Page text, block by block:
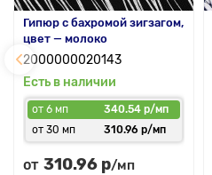
Гипюр с бахромой зигзагом,
цвет — молоко
2000000020143
Есть в наличии
от 6 мп
340.54 р/мп
от 30 мп
310.96 р/мп
от 310.96 р/мп